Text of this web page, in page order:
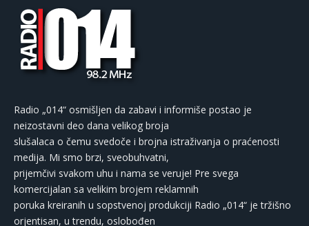
Radio „014“ osmišljen da zabavi i informiše postao je
neizostavni deo dana velikog broja
slušalaca o čemu svedoče i brojna istraživanja o praćenosti
medija. Mi smo brzi, sveobuhvatni,
prijemčivi svakom uhu i nama se veruje! Pre svega
komercijalan sa velikim brojem reklamnih
poruka kreiranih u sopstvenoj produkciji Radio „014“ je tržišno
orjentisan, u trendu, oslobođen